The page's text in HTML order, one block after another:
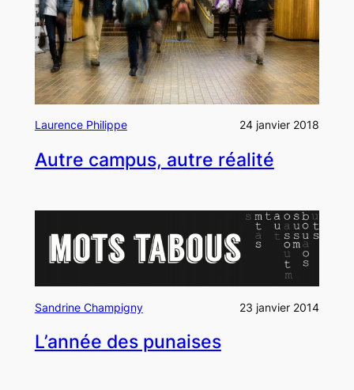
Laurence Philippe 24 janvier 2018
Autre campus, autre réalité
Sandrine Champigny 23 janvier 2014
L’année des punaises